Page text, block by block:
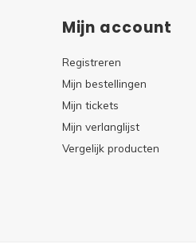
Mijn account
Registreren
Mijn bestellingen
Mijn tickets
Mijn verlanglijst
Vergelijk producten